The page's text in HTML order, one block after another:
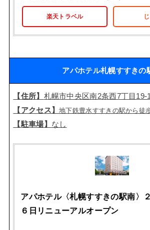
楽天トラベル
アパホテル札幌すすきの
【住所】 札幌市中央区南2条西7丁目19-
【アクセス】地下鉄豊水すすきの駅から徒
【駐車場】 なし
アパホテル〈札幌すすきの駅南〉
６日リニューアルオープン